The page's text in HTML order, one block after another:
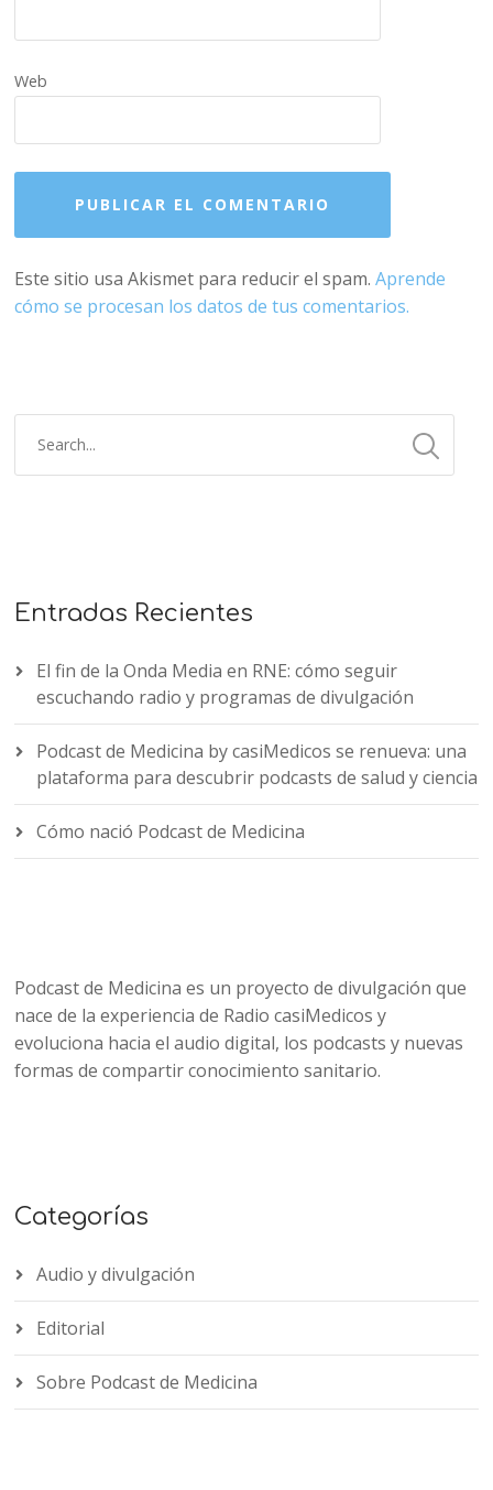
Web
Este sitio usa Akismet para reducir el spam.Aprende
cómo se procesan los datos de tus comentarios.
Entradas Recientes
El fin de la Onda Media en RNE: cómo seguir
escuchando radio y programas de divulgación
Podcast de Medicina by casiMedicos se renueva: una
plataforma para descubrir podcasts de salud y ciencia
Cómo nació Podcast de Medicina
Podcast de Medicina es un proyecto de divulgación que
nace de la experiencia de Radio casiMedicos y
evoluciona hacia el audio digital, los podcasts y nuevas
formas de compartir conocimiento sanitario.
Categorías
Audio y divulgación
Editorial
Sobre Podcast de Medicina